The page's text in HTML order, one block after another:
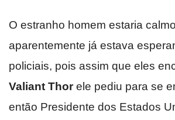
O estranho homem estaria
aparentemente já estava
policiais, pois assim que eles
Valiant Thorele pediu para se
então Presidente dos Estados